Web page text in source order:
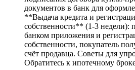
документов в банк для
**Выдача кредита и
собственности** (1-3 недели):
банком приложения и
собственности, покупатель
счёт продавца. Советы для
Обратитесь к ипотечному